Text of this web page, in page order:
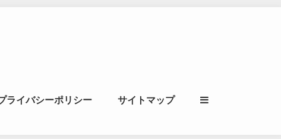
｜風水学・四柱推
ライバシーポリシー サイトマップ